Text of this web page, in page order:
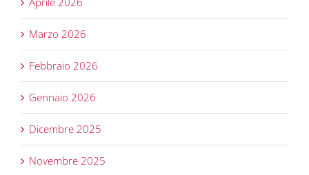
Marzo 2026
Febbraio 2026
Gennaio 2026
Dicembre 2025
Novembre 2025